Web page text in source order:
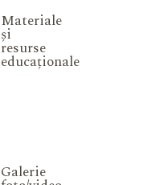
Materiale
și
resurse
educaționale
Galerie